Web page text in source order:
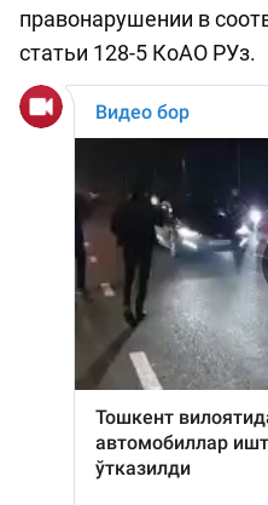
правонарушении в
статьи 128-5 КоАО РУз.